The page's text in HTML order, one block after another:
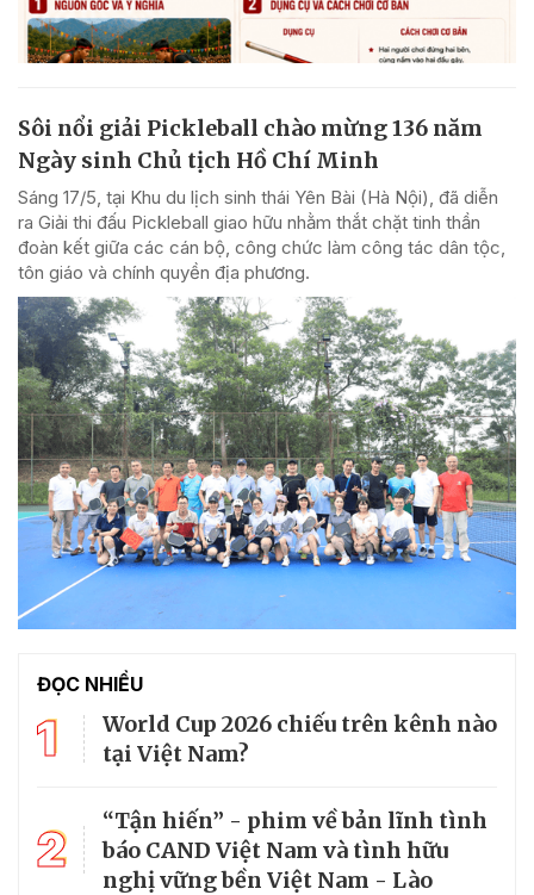
Sôi nổi giải Pickleball chào mừng 136 năm
Ngày sinh Chủ tịch Hồ Chí Minh
Sáng 17/5, tại Khu du lịch sinh thái Yên Bài (Hà Nội), đã diễn
ra Giải thi đấu Pickleball giao hữu nhằm thắt chặt tinh thần
đoàn kết giữa các cán bộ, công chức làm công tác dân tộc,
tôn giáo và chính quyền địa phương.
ĐỌC NHIỀU
1
World Cup 2026 chiếu trên kênh nào
tại Việt Nam?
2
“Tận hiến” - phim về bản lĩnh tình
báo CAND Việt Nam và tình hữu
nghị vững bền Việt Nam - Lào